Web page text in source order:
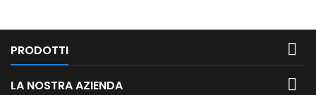
1675x770x220 mm Peso
kgInclinazione: elettrica 10%
su 15...
PRODOTTI 
LA NOSTRA AZIENDA 